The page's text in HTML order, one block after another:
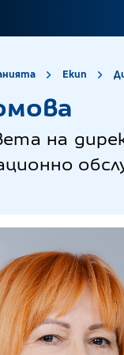
Екип
на